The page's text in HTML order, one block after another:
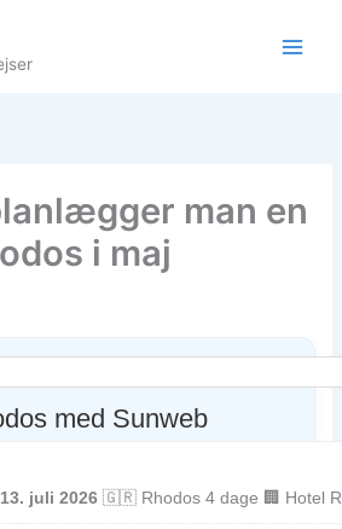
man en
i maj
med Sunweb
juli 2026 🇬🇷 Rhodos 4 dage 🏢 Hotel